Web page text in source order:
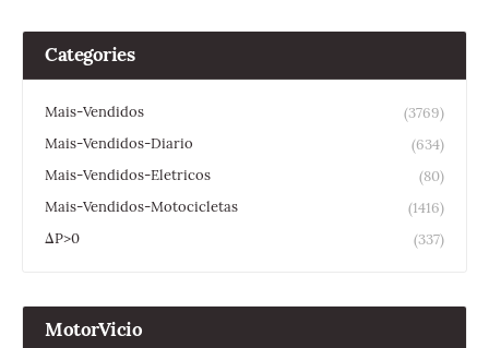
Categories
Mais-Vendidos
(3769)
Mais-Vendidos-Diario
(634)
Mais-Vendidos-Eletricos
(80)
Mais-Vendidos-Motocicletas
(1416)
ΔP>0
(337)
MotorVicio